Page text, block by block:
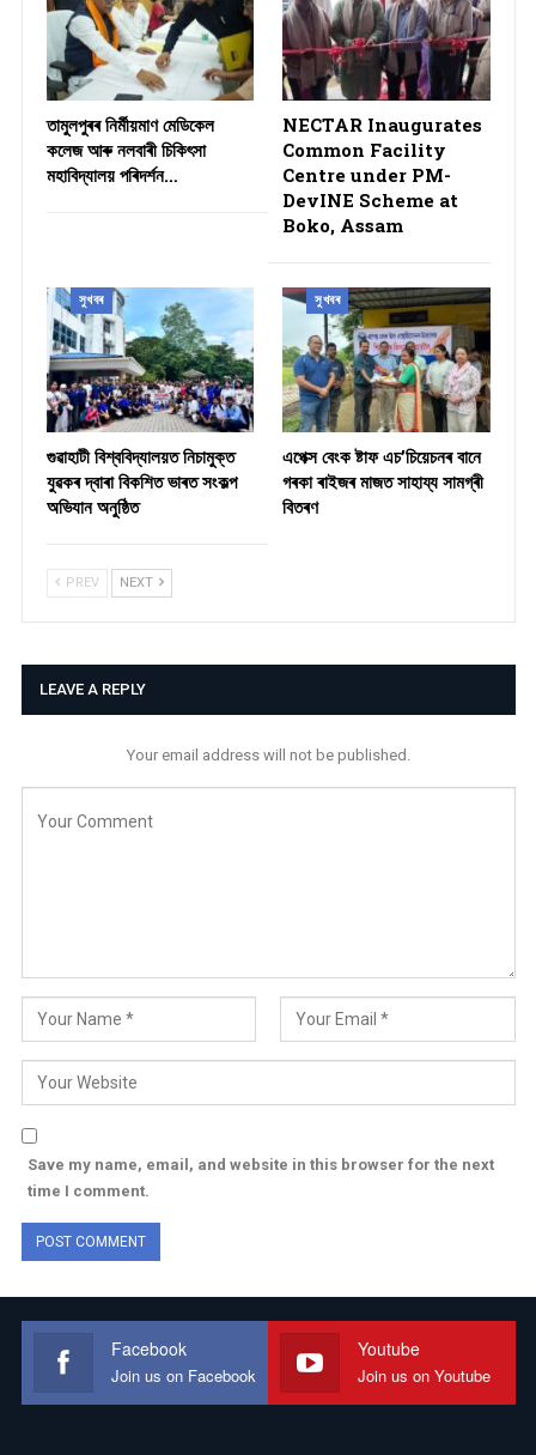
তামুলপুৰৰ নিৰ্মীয়মাণ মেডিকেল
কলেজ আৰু নলবাৰী চিকিৎসা
মহাবিদ্যালয় পৰিদৰ্শন…
NECTAR Inaugurates
Common Facility
Centre under PM-
DevINE Scheme at
Boko, Assam
সুখবৰ
গুৱাহাটী বিশ্ববিদ্যালয়ত নিচামুক্ত
যুৱকৰ দ্বাৰা বিকশিত ভাৰত সংকল্প
অভিযান অনুষ্ঠিত
সুখবৰ
​এপেক্স বেংক ষ্টাফ এচ’চিয়েচনৰ বানে
গৰকা ৰাইজৰ মাজত সাহায্য সামগ্ৰী
বিতৰণ ​
PREV NEXT
LEAVE A REPLY
Your email address will not be published.
Save my name, email, and website in this browser for the next
time I comment.
Facebook
Join us on Facebook
Youtube
Join us on Youtube